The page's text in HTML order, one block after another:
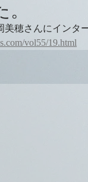
美穂さんにインタ
vol55/19.html